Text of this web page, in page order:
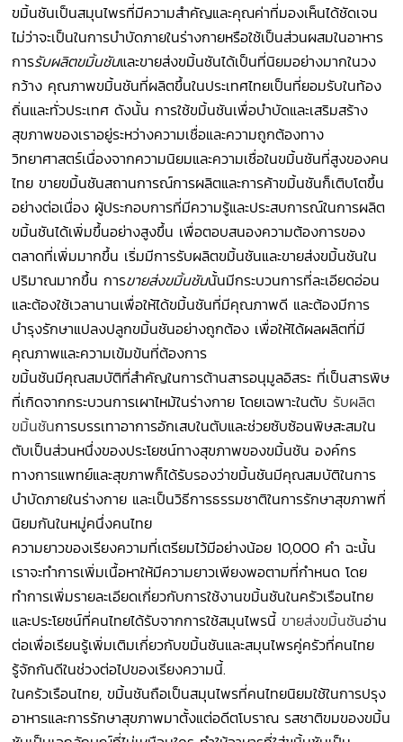
ขมิ้นชันเป็นสมุนไพรที่มีความสำคัญและคุณค่าที่มองเห็นได้ชัดเจน
ไม่ว่าจะเป็นในการบำบัดภายในร่างกายหรือใช้เป็นส่วนผสมในอาหาร
การรับผลิตขมิ้นชันและขายส่งขมิ้นชันได้เป็นที่นิยมอย่างมากในวง
กว้าง คุณภาพขมิ้นชันที่ผลิตขึ้นในประเทศไทยเป็นที่ยอมรับในท้อง
ถิ่นและทั่วประเทศ ดังนั้น การใช้ขมิ้นชันเพื่อบำบัดและเสริมสร้าง
สุขภาพของเราอยู่ระหว่างความเชื่อและความถูกต้องทาง
วิทยาศาสตร์เนื่องจากความนิยมและความเชื่อในขมิ้นชันที่สูงของคน
ไทย ขายขมิ้นชันสถานการณ์การผลิตและการค้าขมิ้นชันก็เติบโตขึ้น
อย่างต่อเนื่อง ผู้ประกอบการที่มีความรู้และประสบการณ์ในการผลิต
ขมิ้นชันได้เพิ่มขึ้นอย่างสูงขึ้น เพื่อตอบสนองความต้องการของ
ตลาดที่เพิ่มมากขึ้น เริ่มมีการรับผลิตขมิ้นชันและขายส่งขมิ้นชันใน
ปริมาณมากขึ้น การขายส่งขมิ้นชันนั้นมีกระบวนการที่ละเอียดอ่อน
และต้องใช้เวลานานเพื่อให้ได้ขมิ้นชันที่มีคุณภาพดี และต้องมีการ
บำรุงรักษาแปลงปลูกขมิ้นชันอย่างถูกต้อง เพื่อให้ได้ผลผลิตที่มี
คุณภาพและความเข้มข้นที่ต้องการ
ขมิ้นชันมีคุณสมบัติที่สำคัญในการต้านสารอนุมูลอิสระ ที่เป็นสารพิษ
ที่เกิดจากกระบวนการเผาไหม้ในร่างกาย โดยเฉพาะในตับรับผลิต
ขมิ้นชันการบรรเทาอาการอักเสบในตับและช่วยซับซ้อนพิษสะสมใน
ตับเป็นส่วนหนึ่งของประโยชน์ทางสุขภาพของขมิ้นชัน องค์กร
ทางการแพทย์และสุขภาพก็ได้รับรองว่าขมิ้นชันมีคุณสมบัติในการ
บำบัดภายในร่างกาย และเป็นวิธีการธรรมชาติในการรักษาสุขภาพที่
นิยมกันในหมู่คนึ่งคนไทย
ความยาวของเรียงความที่เตรียมไว้มีอย่างน้อย 10,000 คำ ฉะนั้น
เราจะทำการเพิ่มเนื้อหาให้มีความยาวเพียงพอตามที่กำหนด โดย
ทำการเพิ่มรายละเอียดเกี่ยวกับการใช้งานขมิ้นชันในครัวเรือนไทย
และประโยชน์ที่คนไทยได้รับจากการใช้สมุนไพรนี้ขายส่งขมิ้นชันอ่าน
ต่อเพื่อเรียนรู้เพิ่มเติมเกี่ยวกับขมิ้นชันและสมุนไพรคู่ครัวที่คนไทย
รู้จักกันดีในช่วงต่อไปของเรียงความนี้.
ในครัวเรือนไทย, ขมิ้นชันถือเป็นสมุนไพรที่คนไทยนิยมใช้ในการปรุง
อาหารและการรักษาสุขภาพมาตั้งแต่อดีตโบราณ รสชาติขมของขมิ้น